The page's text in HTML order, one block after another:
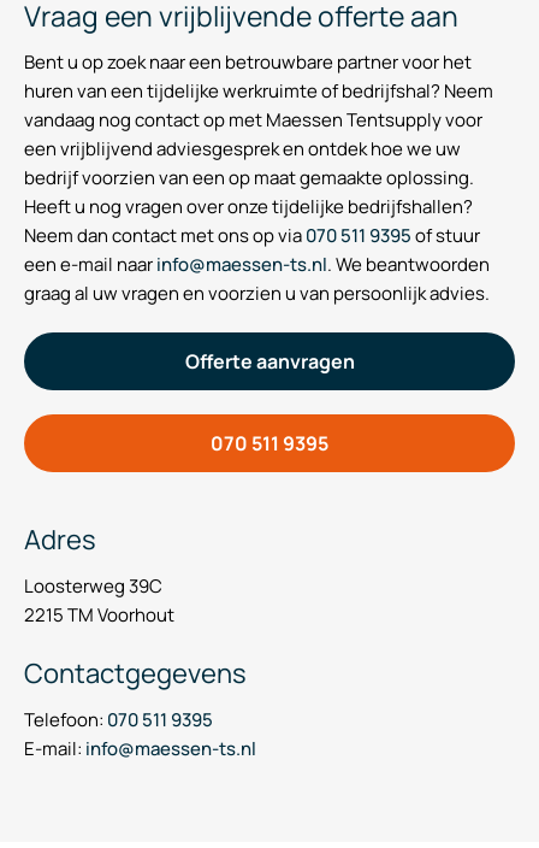
Vraag een vrijblijvende offerte aan
Bent u op zoek naar een betrouwbare partner voor het
huren van een tijdelijke werkruimte of bedrijfshal? Neem
vandaag nog contact op met Maessen Tentsupply voor
een vrijblijvend adviesgesprek en ontdek hoe we uw
bedrijf voorzien van een op maat gemaakte oplossing.
Heeft u nog vragen over onze tijdelijke bedrijfshallen?
Neem dan contact met ons op via070 511 9395of stuur
een e-mail naarinfo@maessen-ts.nl. We beantwoorden
graag al uw vragen en voorzien u van persoonlijk advies.
Offerte aanvragen
070 511 9395
Adres
Loosterweg 39C
2215 TM Voorhout
Contactgegevens
Telefoon: 070 511 9395
E-mail: info@maessen-ts.nl